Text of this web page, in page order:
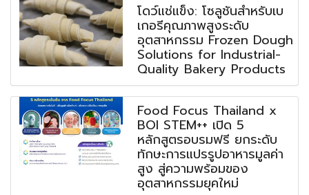
โดว์แช่แข็ง: โซลูชันสำหรับเบ
เกอรีคุณภาพสูงระดับ
อุตสาหกรรม Frozen Dough
Solutions for Industrial-
Quality Bakery Products
Food Focus Thailand x
BOI STEM++ เปิด 5
หลักสูตรอบรมฟรี ยกระดับ
ทักษะการแปรรูปอาหารมูลค่า
สูง สู่ความพร้อมของ
อุตสาหกรรมยุคใหม่